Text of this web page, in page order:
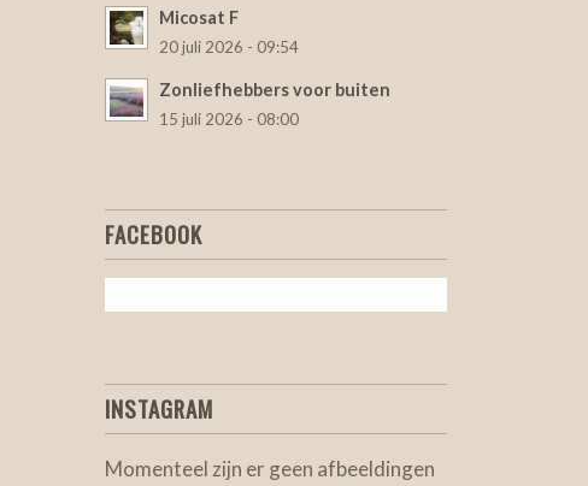
Micosat F
20 juli 2026 - 09:54
Zonliefhebbers voor buiten
15 juli 2026 - 08:00
FACEBOOK
INSTAGRAM
Momenteel zijn er geen afbeeldingen